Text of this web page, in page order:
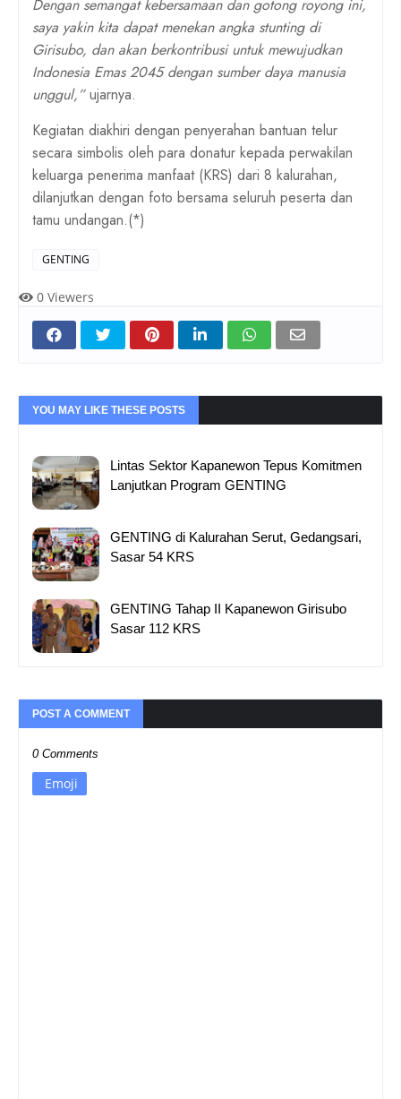
Dengan semangat kebersamaan dan gotong royong ini,
saya yakin kita dapat menekan angka stunting di
Girisubo, dan akan berkontribusi untuk mewujudkan
Indonesia Emas 2045 dengan sumber daya manusia
unggul,”ujarnya.
Kegiatan diakhiri dengan penyerahan bantuan telur
secara simbolis oleh para donatur kepada perwakilan
keluarga penerima manfaat (KRS) dari 8 kalurahan,
dilanjutkan dengan foto bersama seluruh peserta dan
tamu undangan.(*)
GENTING
0 Viewers
YOU MAY LIKE THESE POSTS
Lintas Sektor Kapanewon Tepus Komitmen
Lanjutkan Program GENTING
GENTING di Kalurahan Serut, Gedangsari,
Sasar 54 KRS
GENTING Tahap II Kapanewon Girisubo
Sasar 112 KRS
POST A COMMENT
0 Comments
Emoji